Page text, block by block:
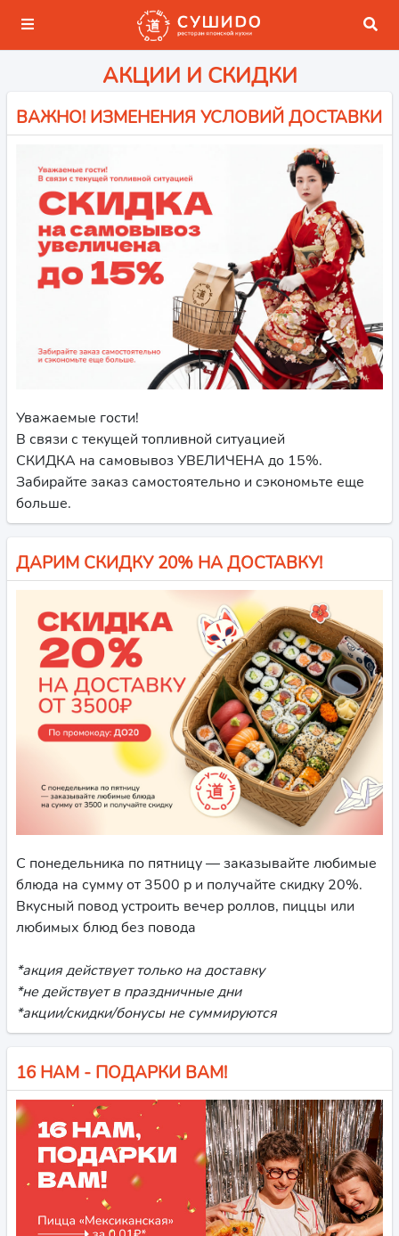
АКЦИИ И СКИДКИ
ВАЖНО! ИЗМЕНЕНИЯ УСЛОВИЙ ДОСТАВКИ
Уважаемые гости!
В связи с текущей топливной ситуацией
СКИДКА на самовывоз УВЕЛИЧЕНА до 15%.
Забирайте заказ самостоятельно и сэкономьте еще
больше.
ДАРИМ СКИДКУ 20% НА ДОСТАВКУ!
С понедельника по пятницу — заказывайте любимые
блюда на сумму от 3500 р и получайте скидку 20%.
Вкусный повод устроить вечер роллов, пиццы или
любимых блюд без повода
*акция действует только на доставку
*не действует в праздничные дни
*акции/скидки/бонусы не суммируются
16 НАМ - ПОДАРКИ ВАМ!